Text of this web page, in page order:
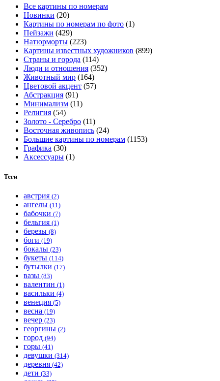
8672.00 ₽
несколько
Опции
выбрать
на
странице
товара.
Все картины по номерам
Новинки (20)
Картины по номерам по фото (1)
Пейзажи (429)
Натюрморты (223)
Картины известных художников (899)
Страны и города (114)
Люди и отношения (352)
Животный мир (164)
Цветовой акцент (57)
Абстракция (91)
Минимализм (11)
Религия (54)
Золото - Серебро (11)
Восточная живопись (24)
Большие картины по номерам (1153)
Графика (30)
Аксессуары (1)
Теги
австрия (2)
ангелы (11)
бабочки (7)
бельгия (1)
березы (8)
боги (19)
бокалы (23)
букеты (114)
бутылки (17)
вазы (83)
валентин (1)
васильки (4)
венеция (5)
весна (19)
вечер (23)
георгины (2)
город (94)
горы (41)
девушки (314)
деревня (42)
дети (33)